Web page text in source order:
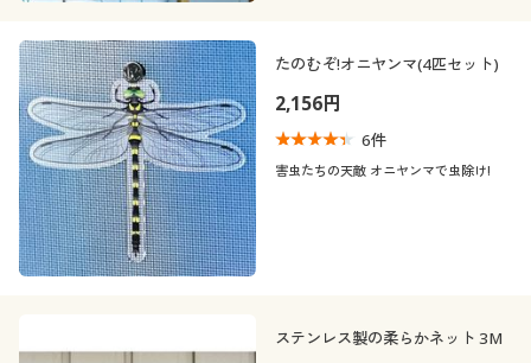
たのむぞ!オニヤンマ(4匹セット)
2,156円
6件
害虫たちの天敵 オニヤンマで虫除け!
ステンレス製の柔らかネット 3M